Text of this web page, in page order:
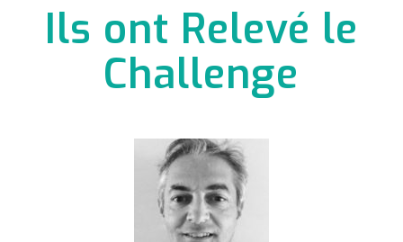
Ils ont Relevé le
Challenge